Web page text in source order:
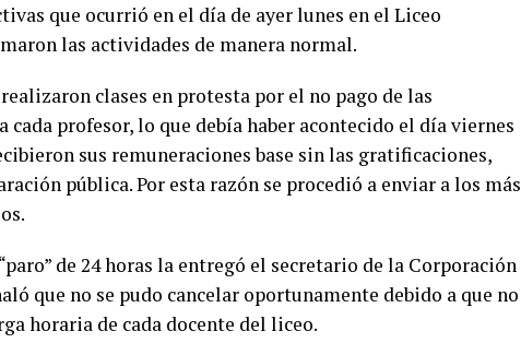
que ocurrió en el día de ayer lunes en el Liceo
las actividades de manera normal.
clases en protesta por el no pago de las
profesor, lo que debía haber acontecido el día viernes
sus remuneraciones base sin las gratificaciones,
pública. Por esta razón se procedió a enviar a los más
de 24 horas la entregó el secretario de la Corporación
que no se pudo cancelar oportunamente debido a que no
horaria de cada docente del liceo.